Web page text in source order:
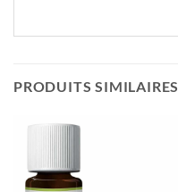
PRODUITS SIMILAIRES